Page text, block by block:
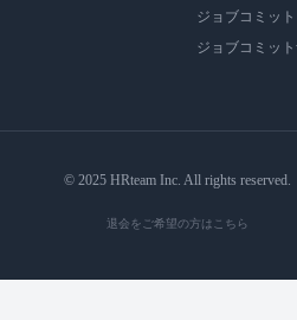
ジョブコミット
ジョブコミッ
© 2025 HRteam Inc. All rights reserved.
退会をご希望の方はこちら